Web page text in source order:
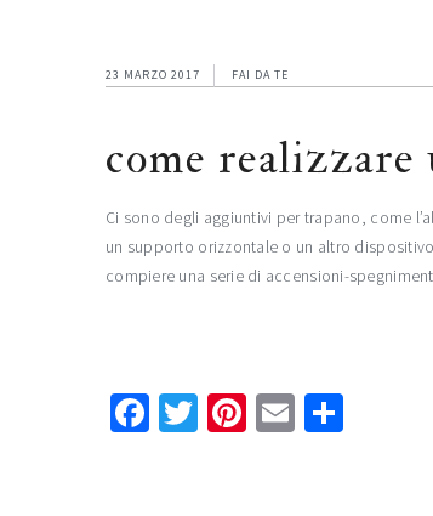
23 MARZO 2017 FAI DA TE
come realizzare
Ci sono degli aggiuntivi per trapano, come
un supporto orizzontale o un altro
compiere una serie di accensioni-
Facebook
TwitterPinterest
Email